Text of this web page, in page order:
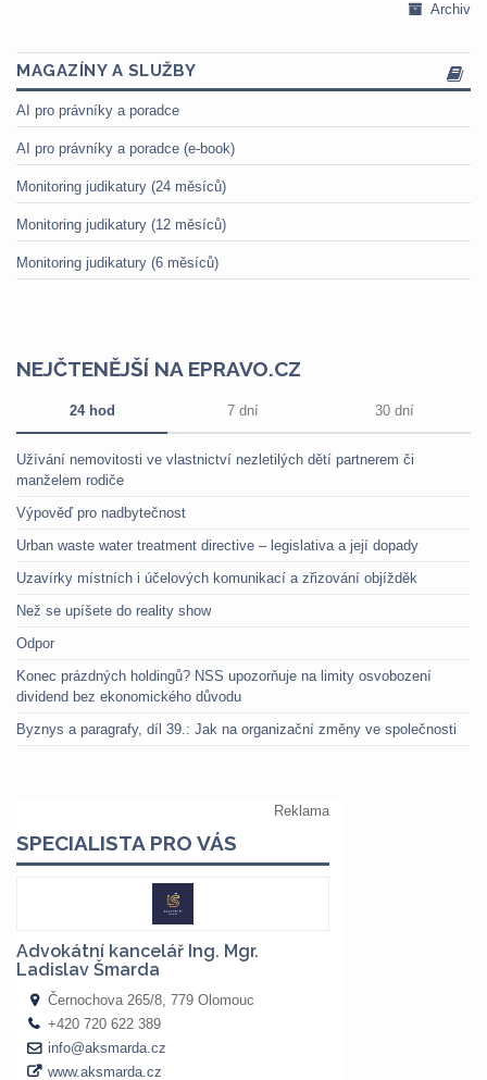
Archiv
MAGAZÍNY A SLUŽBY
AI pro právníky a poradce
AI pro právníky a poradce (e-book)
Monitoring judikatury (24 měsíců)
Monitoring judikatury (12 měsíců)
Monitoring judikatury (6 měsíců)
NEJČTENĚJŠÍ NA EPRAVO.CZ
24 hod 7 dní 30 dní
Užívání nemovitosti ve vlastnictví nezletilých dětí partnerem či
manželem rodiče
Výpověď pro nadbytečnost
Urban waste water treatment directive – legislativa a její dopady
Uzavírky místních i účelových komunikací a zřizování objížděk
Než se upíšete do reality show
Odpor
Konec prázdných holdingů? NSS upozorňuje na limity osvobození
dividend bez ekonomického důvodu
Byznys a paragrafy, díl 39.: Jak na organizační změny ve společnosti